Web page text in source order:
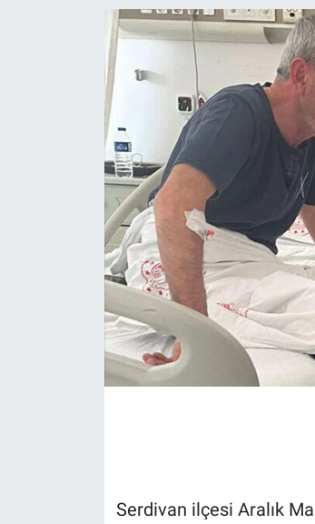
Serdivan ilçesi Aralık
MAGAZİN
ÖZEL HABER
HALK54 PANORAMA